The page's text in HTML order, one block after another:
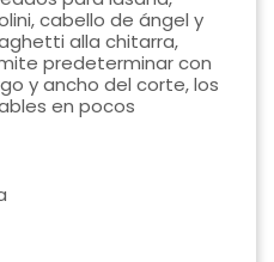
cabello de ángel y
alla chitarra,
predeterminar con
y ancho del corte, los
en pocos